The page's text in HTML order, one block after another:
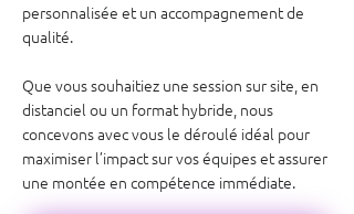
personnalisée et un accompagnement de
qualité.
Que vous souhaitiez une session sur site, en
distanciel ou un format hybride, nous
concevons avec vous le déroulé idéal pour
maximiser l’impact sur vos équipes et assurer
une montée en compétence immédiate.